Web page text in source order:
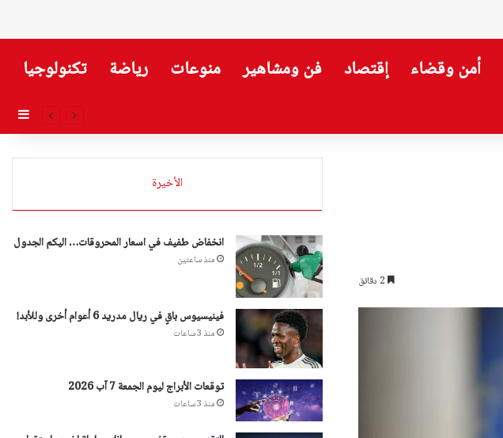
أمن وقضاء إقتصاد فن ومشاهير منوعات رياضة تكنولوجيا
الأخيرة
انخفاض طفيف في اسعار المحروقات… اليكم الجدول
منذ ساعتين
فينيسيوس باقٍ في ريال مدريد 6 أعوام أخرى وللأبد!
منذ 3 ساعات
توقعات الأبراج ليوم الجمعة 7 آب 2026
منذ 3 ساعات